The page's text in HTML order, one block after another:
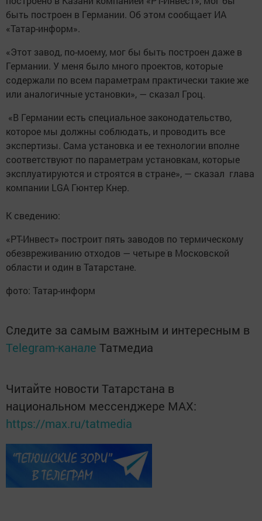
быть построен в Германии. Об этом сообщает ИА
«Татар-информ».
«Этот завод, по-моему, мог бы быть построен даже в
Германии. У меня было много проектов, которые
содержали по всем параметрам практически такие же
или аналогичные установки», — сказал Гроц.
«В Германии есть специальное законодательство,
которое мы должны соблюдать, и проводить все
экспертизы. Сама установка и ее технологии вполне
соответствуют по параметрам установкам, которые
эксплуатируются и строятся в стране», — сказал глава
компании LGA Гюнтер Кнер.
К сведению:
«РТ-Инвест» построит пять заводов по термическому
обезвреживанию отходов — четыре в Московской
области и один в Татарстане.
фото: Татар-информ
Следите за самым важным и интересным в
Telegram-канале Татмедиа
Читайте новости Татарстана в
национальном мессенджере MАХ:
https://max.ru/tatmedia